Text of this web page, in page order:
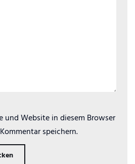
und Website in diesem Browser
speichern.